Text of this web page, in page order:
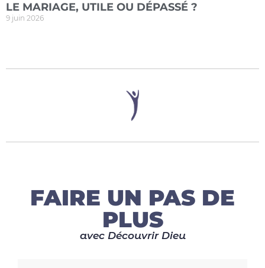
LE MARIAGE, UTILE OU DÉPASSÉ ?
9 juin 2026
FAIRE UN PAS DE
PLUS
avec Découvrir Dieu